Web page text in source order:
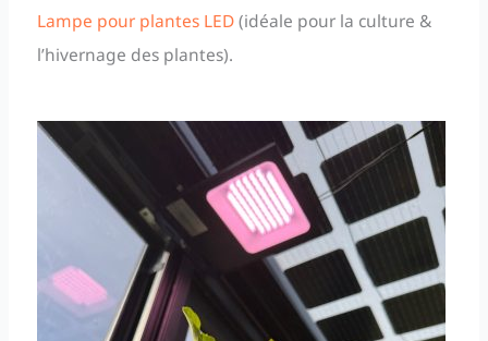
Lampe pour plantes LED(idéale pour la culture &
l’hivernage des plantes).